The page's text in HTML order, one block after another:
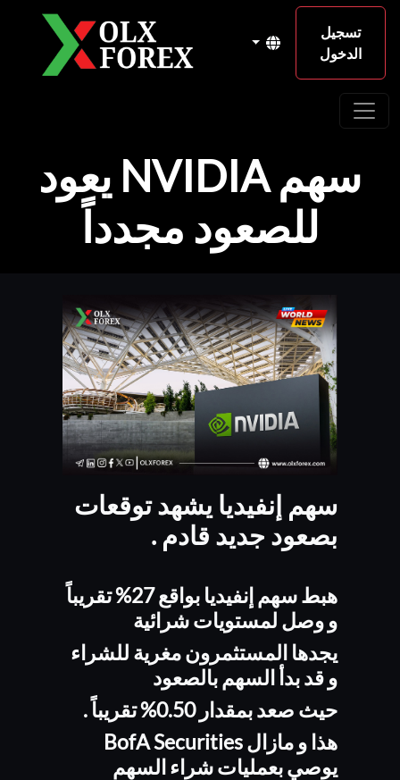
تسجيل
الدخول
سهم NVIDIA يعود
للصعود مجدداً
سهم إنفيديا يشهد توقعات
بصعود جديد قادم .
هبط سهم إنفيديا بواقع 27% تقريباً
و وصل لمستويات شرائية
يجدها المستثمرون مغرية للشراء
و قد بدأ السهم بالصعود
حيث صعد بمقدار 0.50% تقريباً .
هذا و مازال BofA Securities
يوصي بعمليات شراء السهم